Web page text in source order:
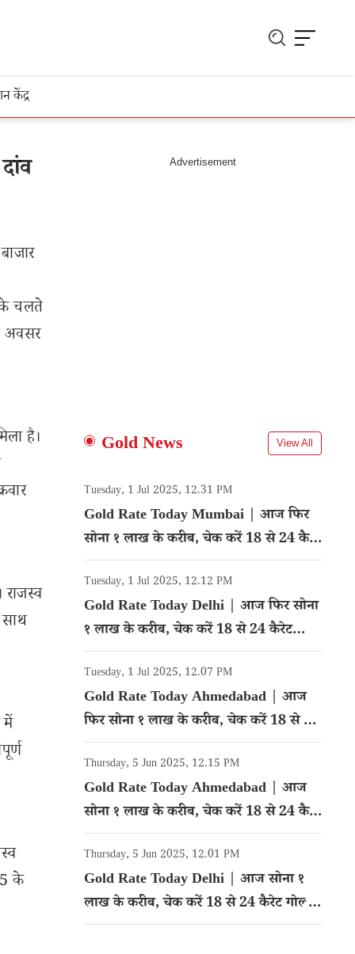
केंद्र
के चलते
अवसर
है।
में
के
Gold News View All
Tuesday, 1 Jul 2025, 12.31 PM
Gold Rate Today Mumbai | आज फिर
सोना १ लाख के करीब, चेक करें 18 से 24 कैरेट
गोल्ड का रेट
Tuesday, 1 Jul 2025, 12.12 PM
Gold Rate Today Delhi | आज फिर सोना
१ लाख के करीब, चेक करें 18 से 24 कैरेट
गोल्ड का रेट
Tuesday, 1 Jul 2025, 12.07 PM
Gold Rate Today Ahmedabad | आज
फिर सोना १ लाख के करीब, चेक करें 18 से 24
कैरेट गोल्ड का रेट
Thursday, 5 Jun 2025, 12.15 PM
Gold Rate Today Ahmedabad | आज
सोना १ लाख के करीब, चेक करें 18 से 24 कैरेट
गोल्ड का रेट
Thursday, 5 Jun 2025, 12.01 PM
Gold Rate Today Delhi | आज सोना १
लाख के करीब, चेक करें 18 से 24 कैरेट गोल्ड
का रेट